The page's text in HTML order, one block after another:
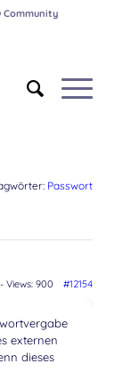
Community
Passwort
Views: 900 #12154
externen
dieses